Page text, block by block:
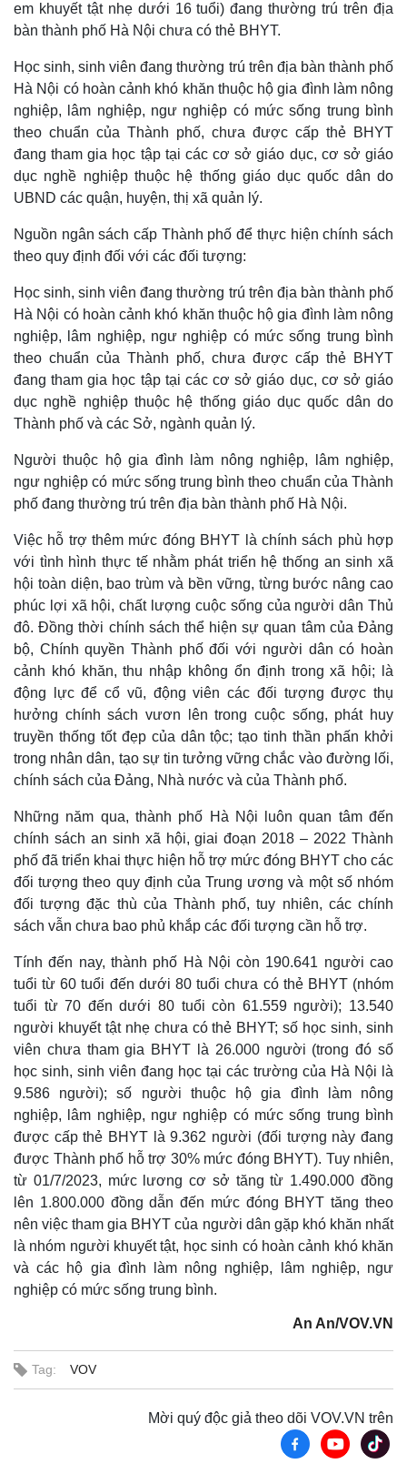
Kinh tế
Bất động sản
Khởi nghiệp
Thị trường
Giá vàng
Tiêu dùng
Tỷ giá
Chứng khoán
Giá cà phê
em khuyết tật nhẹ dưới 16 tuổi) đang thường trú trên địa
bàn thành phố Hà Nội chưa có thẻ BHYT.
Học sinh, sinh viên đang thường trú trên địa bàn thành phố
Hà Nội có hoàn cảnh khó khăn thuộc hộ gia đình làm nông
nghiệp, lâm nghiệp, ngư nghiệp có mức sống trung bình
theo chuẩn của Thành phố, chưa được cấp thẻ BHYT
đang tham gia học tập tại các cơ sở giáo dục, cơ sở giáo
dục nghề nghiệp thuộc hệ thống giáo dục quốc dân do
UBND các quận, huyện, thị xã quản lý.
Nguồn ngân sách cấp Thành phố để thực hiện chính sách
theo quy định đối với các đối tượng:
Học sinh, sinh viên đang thường trú trên địa bàn thành phố
Hà Nội có hoàn cảnh khó khăn thuộc hộ gia đình làm nông
nghiệp, lâm nghiệp, ngư nghiệp có mức sống trung bình
theo chuẩn của Thành phố, chưa được cấp thẻ BHYT
đang tham gia học tập tại các cơ sở giáo dục, cơ sở giáo
dục nghề nghiệp thuộc hệ thống giáo dục quốc dân do
Thành phố và các Sở, ngành quản lý.
Người thuộc hộ gia đình làm nông nghiệp, lâm nghiệp,
ngư nghiệp có mức sống trung bình theo chuẩn của Thành
phố đang thường trú trên địa bàn thành phố Hà Nội.
Việc hỗ trợ thêm mức đóng BHYT là chính sách phù hợp
với tình hình thực tế nhằm phát triển hệ thống an sinh xã
hội toàn diện, bao trùm và bền vững, từng bước nâng cao
phúc lợi xã hội, chất lượng cuộc sống của người dân Thủ
đô. Đồng thời chính sách thể hiện sự quan tâm của Đảng
bộ, Chính quyền Thành phố đối với người dân có hoàn
cảnh khó khăn, thu nhập không ổn định trong xã hội; là
động lực để cổ vũ, động viên các đối tượng được thụ
hưởng chính sách vươn lên trong cuộc sống, phát huy
truyền thống tốt đẹp của dân tộc; tạo tinh thần phấn khởi
trong nhân dân, tạo sự tin tưởng vững chắc vào đường lối,
chính sách của Đảng, Nhà nước và của Thành phố.
Những năm qua, thành phố Hà Nội luôn quan tâm đến
chính sách an sinh xã hội, giai đoạn 2018 – 2022 Thành
phố đã triển khai thực hiện hỗ trợ mức đóng BHYT cho các
đối tượng theo quy định của Trung ương và một số nhóm
đối tượng đặc thù của Thành phố, tuy nhiên, các chính
sách vẫn chưa bao phủ khắp các đối tượng cần hỗ trợ.
Tính đến nay, thành phố Hà Nội còn 190.641 người cao
tuổi từ 60 tuổi đến dưới 80 tuổi chưa có thẻ BHYT (nhóm
tuổi từ 70 đến dưới 80 tuổi còn 61.559 người); 13.540
người khuyết tật nhẹ chưa có thẻ BHYT; số học sinh, sinh
viên chưa tham gia BHYT là 26.000 người (trong đó số
học sinh, sinh viên đang học tại các trường của Hà Nội là
9.586 người); số người thuộc hộ gia đình làm nông
nghiệp, lâm nghiệp, ngư nghiệp có mức sống trung bình
được cấp thẻ BHYT là 9.362 người (đối tượng này đang
được Thành phố hỗ trợ 30% mức đóng BHYT). Tuy nhiên,
từ 01/7/2023, mức lương cơ sở tăng từ 1.490.000 đồng
lên 1.800.000 đồng dẫn đến mức đóng BHYT tăng theo
nên việc tham gia BHYT của người dân gặp khó khăn nhất
là nhóm người khuyết tật, học sinh có hoàn cảnh khó khăn
và các hộ gia đình làm nông nghiệp, lâm nghiệp, ngư
nghiệp có mức sống trung bình.
An An/VOV.VN
Tag: VOV
Mời quý độc giả theo dõi VOV.VN trên